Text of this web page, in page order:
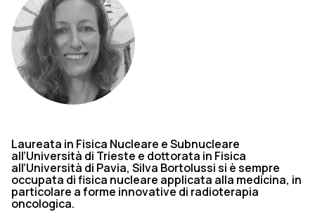
Laureata in Fisica Nucleare e Subnucleare
all’Università di Trieste e dottorata in Fisica
all’Università di Pavia, Silva Bortolussi si è sempre
occupata di fisica nucleare applicata alla medicina, in
particolare a forme innovative di radioterapia
oncologica.